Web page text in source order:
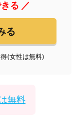
る ／
る
(女性は無料)
無料